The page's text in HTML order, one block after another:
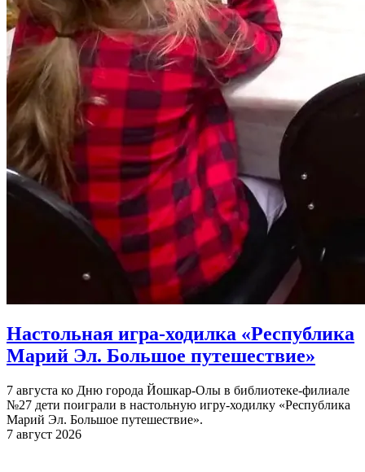
Настольная игра-ходилка «Республика
Марий Эл. Большое путешествие»
7 августа ко Дню города Йошкар-Олы в библиотеке-филиале
№27 дети поиграли в настольную игру-ходилку «Республика
Марий Эл. Большое путешествие».
7 август 2026